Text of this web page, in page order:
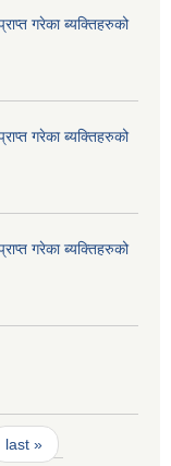
गरेका ब्यक्तिहरुको
गरेका ब्यक्तिहरुको
गरेका ब्यक्तिहरुको
last »